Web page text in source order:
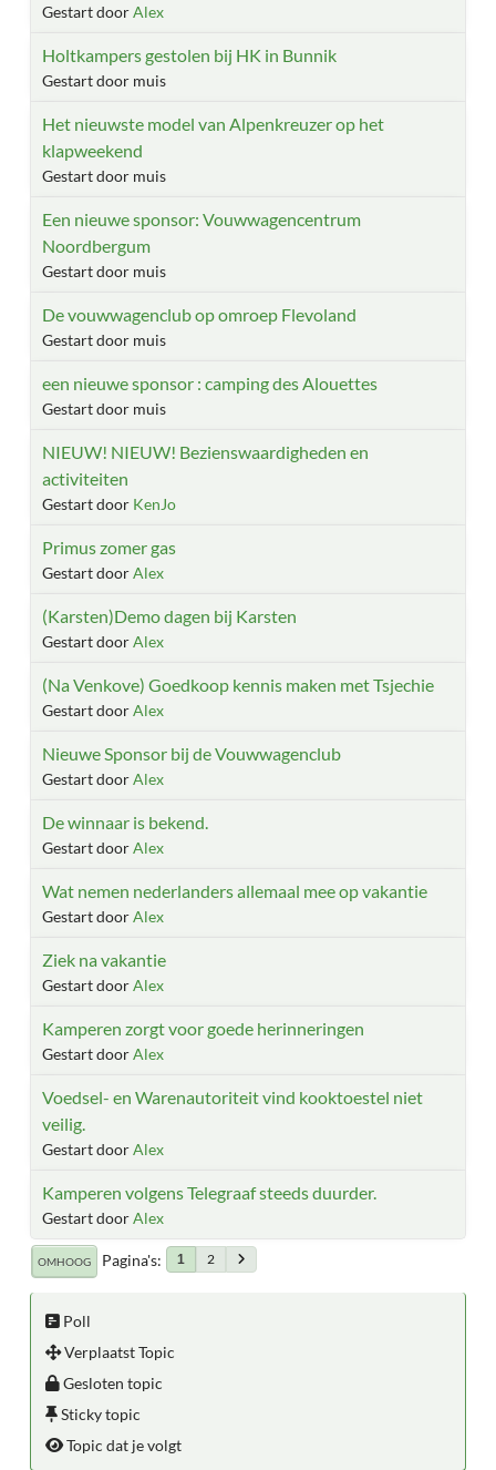
Gestart doorAlex
Holtkampers gestolen bij HK in Bunnik
Gestart door muis
Het nieuwste model van Alpenkreuzer op het
klapweekend
Gestart door muis
Een nieuwe sponsor: Vouwwagencentrum
Noordbergum
Gestart door muis
De vouwwagenclub op omroep Flevoland
Gestart door muis
een nieuwe sponsor : camping des Alouettes
Gestart door muis
NIEUW! NIEUW! Bezienswaardigheden en
activiteiten
Gestart door KenJo
Primus zomer gas
Gestart doorAlex
(Karsten)Demo dagen bij Karsten
Gestart doorAlex
(Na Venkove) Goedkoop kennis maken met Tsjechie
Gestart doorAlex
Nieuwe Sponsor bij de Vouwwagenclub
Gestart doorAlex
De winnaar is bekend.
Gestart doorAlex
Wat nemen nederlanders allemaal mee op vakantie
Gestart doorAlex
Ziek na vakantie
Gestart doorAlex
Kamperen zorgt voor goede herinneringen
Gestart doorAlex
Voedsel- en Warenautoriteit vind kooktoestel niet
veilig.
Gestart doorAlex
Kamperen volgens Telegraaf steeds duurder.
Gestart doorAlex
OMHOOG Pagina's 1 2
Poll
Verplaatst Topic
Gesloten topic
Sticky topic
Topic dat je volgt